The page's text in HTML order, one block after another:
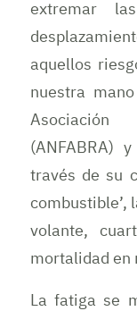
extremar
aquellos
nuestra
Asociación
(ANFABRA)
través de su
combustible’,
volante,
mortalidad en
La fatiga se